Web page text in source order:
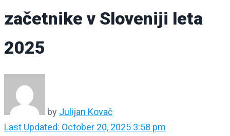
začetnike v Sloveniji leta
2025
by Julijan Kovač
Last Updated: October 20, 2025 3:58 pm